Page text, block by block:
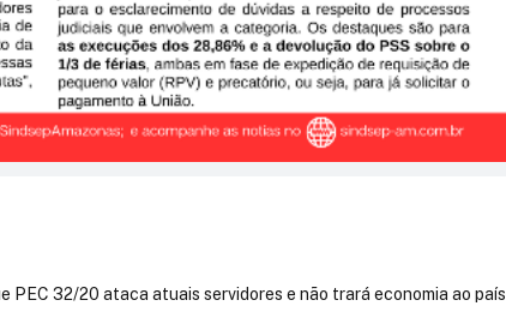
PEC 32/20 ataca atuais servidores e não trará economia ao país